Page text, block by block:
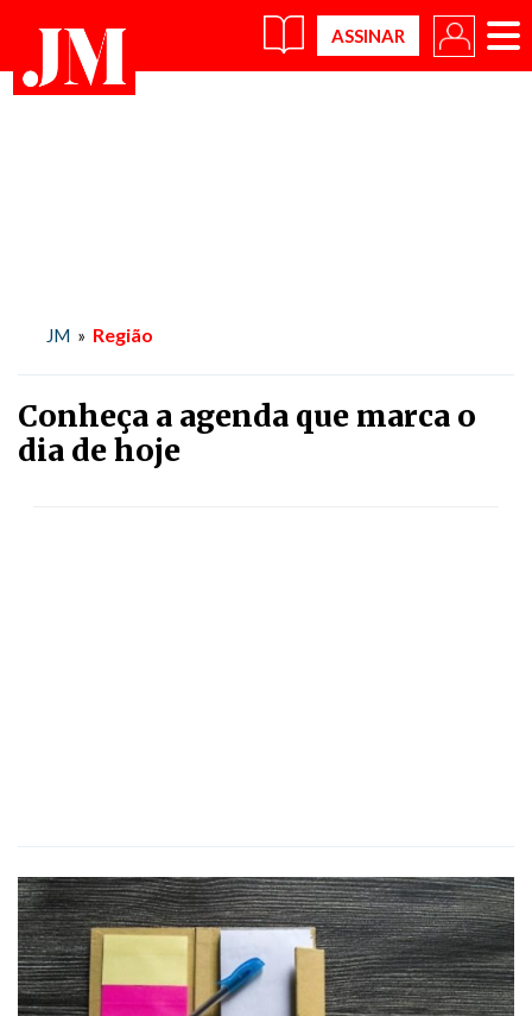
×
JM » Região
Conheça a agenda que marca o
dia de hoje